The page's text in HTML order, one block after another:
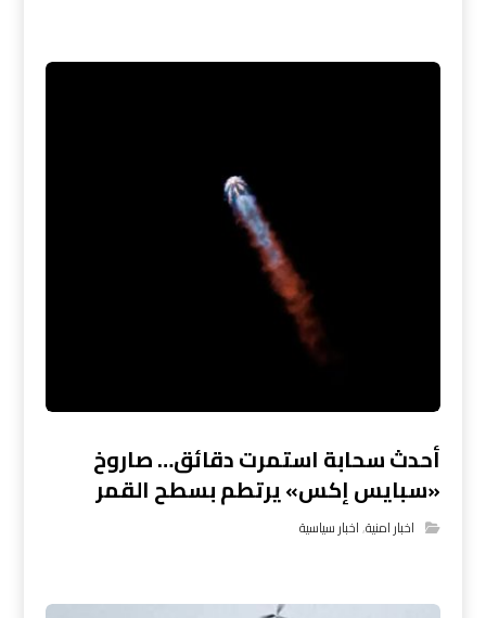
أحدث سحابة استمرت دقائق… صاروخ
«سبايس إكس» يرتطم بسطح القمر
اخبار امنية,اخبار سياسية